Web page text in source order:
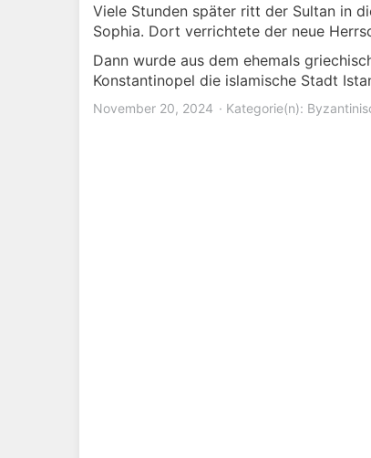
Viele Stunden später ritt der Sultan in
Sophia. Dort verrichtete der neue
Dann wurde aus dem ehemals
Konstantinopel die islamische Stadt
November 20, 2024 Kategorie(n):